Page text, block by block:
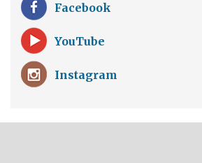
Facebook
YouTube
Instagram